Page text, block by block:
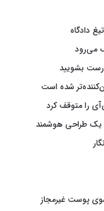
درست بشویید
شده است
را متوقف کرد
پوست غیرمجاز